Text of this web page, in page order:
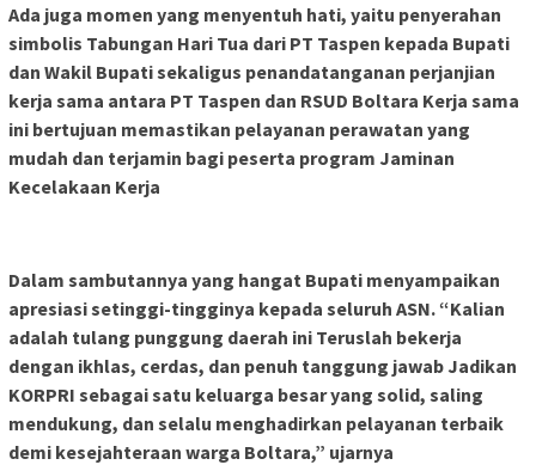
Ada juga momen yang menyentuh hati, yaitu penyerahan
simbolis Tabungan Hari Tua dari PT Taspen kepada Bupati
dan Wakil Bupati sekaligus penandatanganan perjanjian
kerja sama antara PT Taspen dan RSUD Boltara Kerja sama
ini bertujuan memastikan pelayanan perawatan yang
mudah dan terjamin bagi peserta program Jaminan
Kecelakaan Kerja
Dalam sambutannya yang hangat Bupati menyampaikan
apresiasi setinggi-tingginya kepada seluruh ASN. “Kalian
adalah tulang punggung daerah ini Teruslah bekerja
dengan ikhlas, cerdas, dan penuh tanggung jawab Jadikan
KORPRI sebagai satu keluarga besar yang solid, saling
mendukung, dan selalu menghadirkan pelayanan terbaik
demi kesejahteraan warga Boltara,” ujarnya